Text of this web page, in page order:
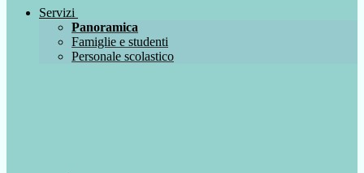
Servizi
Panoramica
Famiglie e studenti
Personale scolastico